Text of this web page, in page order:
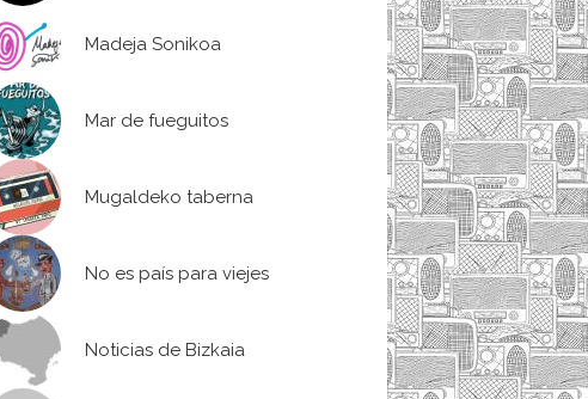
Madeja Sonikoa
Mar de fueguitos
Mugaldeko taberna
No es país para viejes
Noticias de Bizkaia